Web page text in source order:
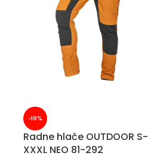
-18%
Radne hlače OUTDOOR S-
XXXL NEO 81-292